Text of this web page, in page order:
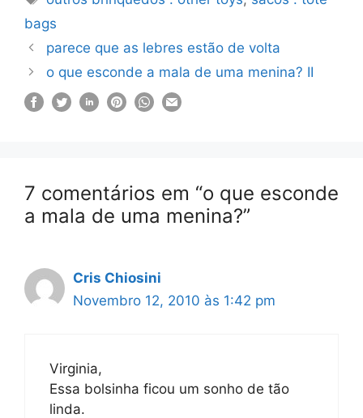
bags
parece que as lebres estão de volta
o que esconde a mala de uma menina? II
7 comentários em “o que esconde
a mala de uma menina?”
Cris Chiosini
Novembro 12, 2010 às 1:42 pm
Virginia,
Essa bolsinha ficou um sonho de tão
linda.